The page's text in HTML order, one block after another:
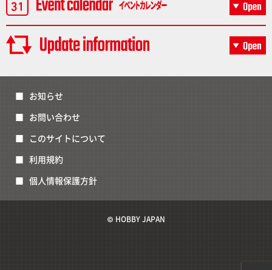
お知らせ
お問い合わせ
このサイトについて
利用規約
個人情報保護方針
© HOBBY JAPAN